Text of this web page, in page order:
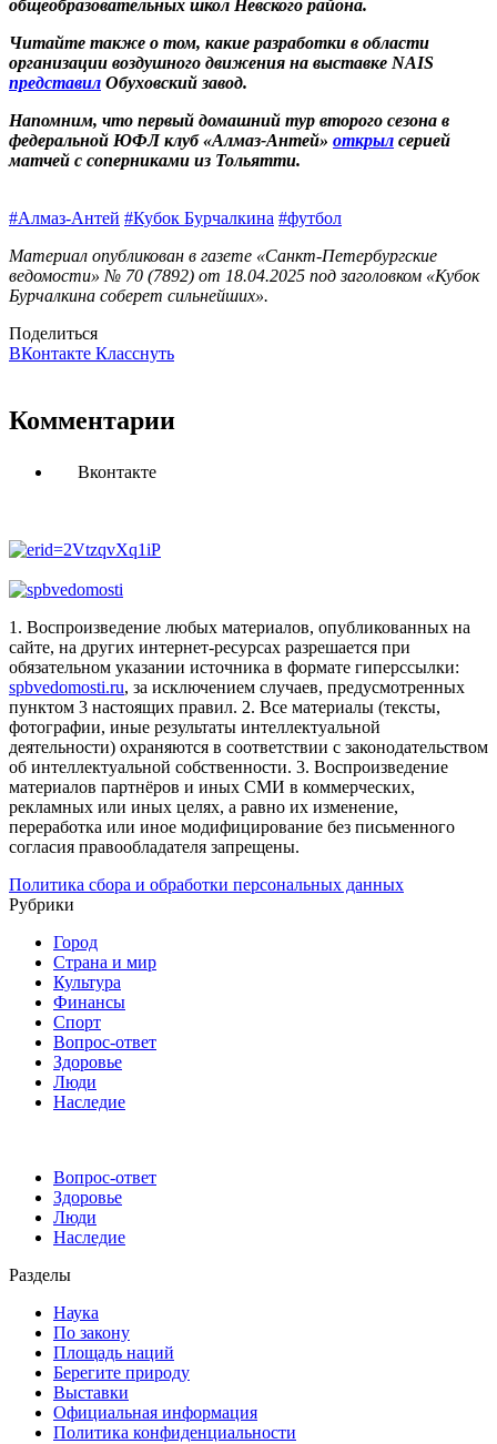
общеобразовательных школ Невского района.
Читайте также о том, какие разработки в области
организации воздушного движения на выставке NAIS
представил Обуховский завод.
Напомним, что первый домашний тур второго сезона в
федеральной ЮФЛ клуб «Алмаз-Антей» открыл серией
матчей с соперниками из Тольятти.
#Алмаз-Антей #Кубок Бурчалкина #футбол
Материал опубликован в газете «Санкт-Петербургские
ведомости» № 70 (7892) от 18.04.2025 под заголовком «Кубок
Бурчалкина соберет сильнейших».
Поделиться
ВКонтакте Класснуть
Комментарии
Вконтакте
1. Воспроизведение любых материалов, опубликованных на
сайте, на других интернет-ресурсах разрешается при
обязательном указании источника в формате гиперссылки:
spbvedomosti.ru, за исключением случаев, предусмотренных
пунктом 3 настоящих правил. 2. Все материалы (тексты,
фотографии, иные результаты интеллектуальной
деятельности) охраняются в соответствии с законодательством
об интеллектуальной собственности. 3. Воспроизведение
материалов партнёров и иных СМИ в коммерческих,
рекламных или иных целях, а равно их изменение,
переработка или иное модифицирование без письменного
согласия правообладателя запрещены.
Политика сбора и обработки персональных данных
Рубрики
Город
Страна и мир
Культура
Финансы
Спорт
Вопрос-ответ
Здоровье
Люди
Наследие
Вопрос-ответ
Здоровье
Люди
Наследие
Разделы
Наука
По закону
Площадь наций
Берегите природу
Выставки
Официальная информация
Политика конфиденциальности